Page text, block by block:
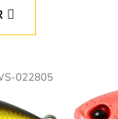
o
022805